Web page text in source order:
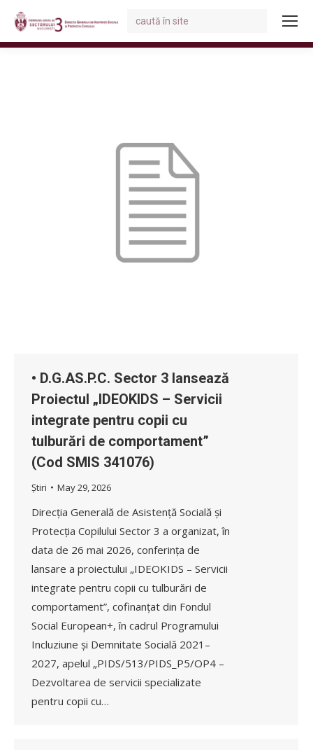
Search:
• D.G.AS.P.C. Sector 3 lansează
Proiectul „IDEOKIDS – Servicii
integrate pentru copii cu
tulburări de comportament”
(Cod SMIS 341076)
Știri May 29, 2026
Direcția Generală de Asistență Socială și
Protecția Copilului Sector 3 a organizat, în
data de 26 mai 2026, conferința de
lansare a proiectului „IDEOKIDS – Servicii
integrate pentru copii cu tulburări de
comportament”, cofinanțat din Fondul
Social European+, în cadrul Programului
Incluziune și Demnitate Socială 2021–
2027, apelul „PIDS/513/PIDS_P5/OP4 –
Dezvoltarea de servicii specializate
pentru copii cu…